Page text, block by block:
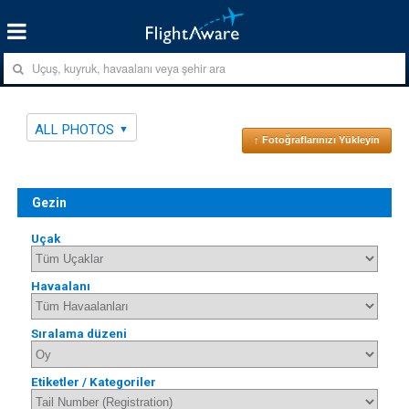
ALL PHOTOS
↑ Fotoğraflarınızı Yükleyin
Gezin
Uçak
Havaalanı
Sıralama düzeni
Etiketler / Kategoriler